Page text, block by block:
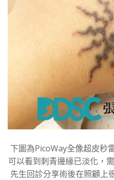
下圖為PicoWay全像超皮秒
可以看到刺青邊緣已淡化，
先生回診分享術後在照顧上